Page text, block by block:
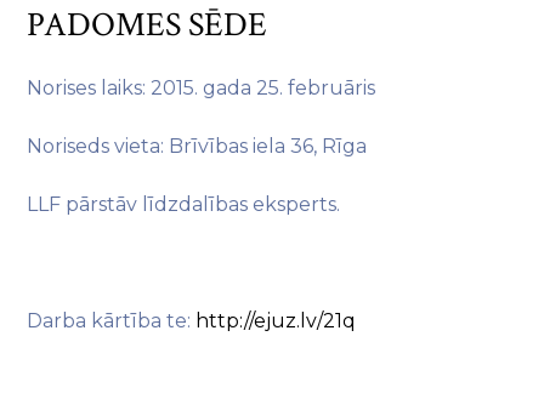
PADOMES SĒDE
Norises laiks: 2015. gada 25. februāris
Noriseds vieta: Brīvības iela 36, Rīga
LLF pārstāv līdzdalības eksperts.
Darba kārtība te: http://ejuz.lv/21q